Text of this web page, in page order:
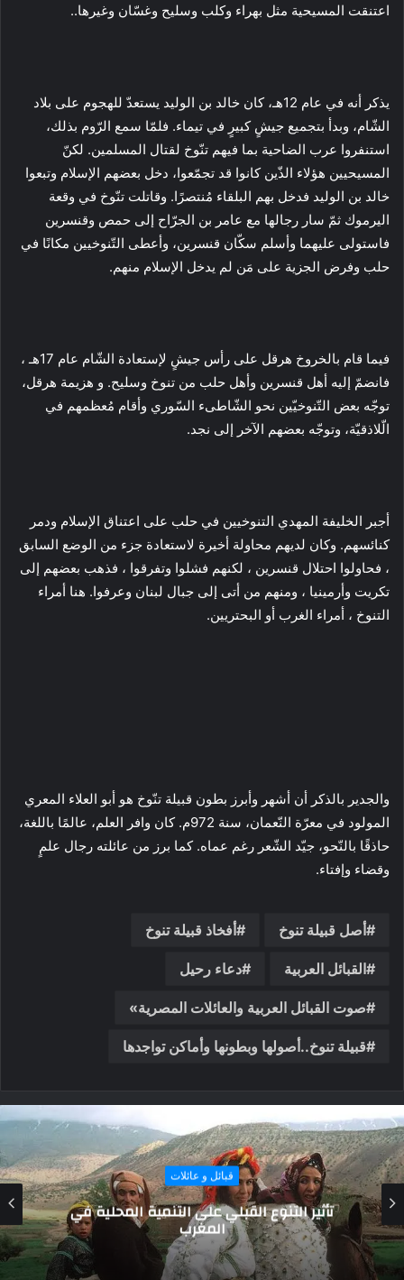
اعتنقت المسيحية مثل بهراء وكلب وسليح وغسّان وغيرها..
يذكر أنه في عام 12هـ، كان خالد بن الوليد يستعدّ للهجوم على بلاد
الشّام، وبدأ بتجميع جيشٍ كبيرٍ في تيماء. فلمّا سمع الرّوم بذلك،
استنفروا عرب الضاحية بما فيهم تنّوخ لقتال المسلمين. لكنّ
المسيحيين هؤلاء الذّين كانوا قد تجمّعوا، دخل بعضهم الإسلام وتبعوا
خالد بن الوليد فدخل بهم البلقاء مُنتصرًا. وقاتلت تنّوخ في وقعة
اليرموك ثمّ سار رجالها مع عامر بن الجرّاح إلى حمص وقنسرين
فاستولى عليهما وأسلم سكّان قنسرين، وأعطى التّنوخيين مكانًا في
حلب وفرض الجزية على مَن لم يدخل الإسلام منهم.
فيما قام بالخروخ هرقل على رأس جيشٍ لإستعادة الشّام عام 17هـ ،
فانضمّ إليه أهل قنسرين وأهل حلب من تنوخ وسليح. و هزيمة هرقل،
توجّه بعض التّنوخيّين نحو الشّاطىء السّوري وأقام مُعظمهم في
الّلاذقيّة، وتوجّه بعضهم الآخر إلى نجد.
أجبر الخليفة المهدي التنوخيين في حلب على اعتناق الإسلام ودمر
كنائسهم. وكان لديهم محاولة أخيرة لاستعادة جزء من الوضع السابق
، فحاولوا احتلال قنسرين ، لكنهم فشلوا وتفرقوا ، فذهب بعضهم إلى
تكريت وأرمينيا ، ومنهم من أتى إلى جبال لبنان وعرفوا. هنا أمراء
التنوخ ، أمراء الغرب أو البحتريين.
والجدير بالذكر أن أشهر وأبرز بطون قبيلة تنّوخ هو أبو العلاء المعري
المولود في معرّة النّعمان، سنة 972م. كان وافر العلم، عالمًا باللغة،
حاذقًا بالنّحو، جيّد الشّعر رغم عماه. كما برز من عائلته رجال علمٍ
وقضاء وإفتاء.
أصل قبيلة تنوخ أفخاذ قبيلة تنوخ
القبائل العربية دعاء رحيل
صوت القبائل العربية والعائلات المصرية»
قبيلة تنوخ..أصولها وبطونها وأماكن تواجدها
عادات و تقاليد
أغرب عادات الشعوب.. قبيلة إفريقية يعيشون
عراة ويتشاركون الزوجات ويوأدون التوائم